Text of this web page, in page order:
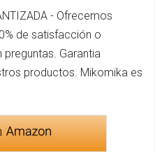
- Ofrecemos
de satisfacción o
Garantia
productos. Mikomika es